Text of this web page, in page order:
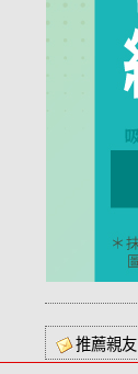
推薦親友